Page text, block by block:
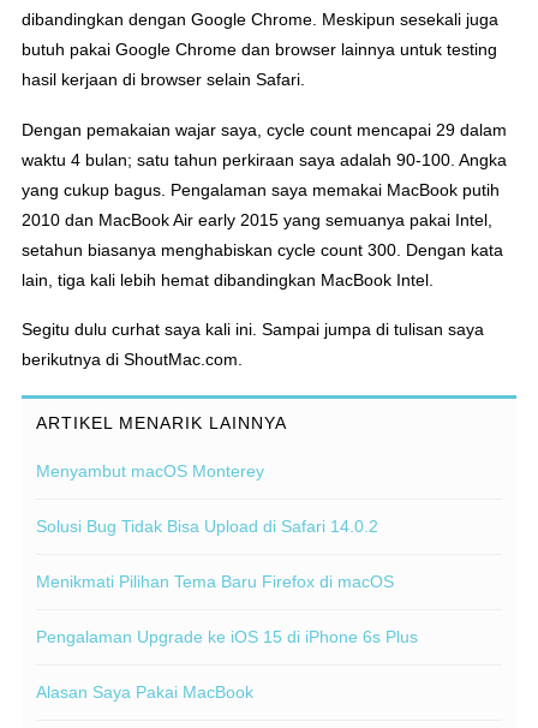
dibandingkan dengan Google Chrome. Meskipun sesekali juga
butuh pakai Google Chrome dan browser lainnya untuk testing
hasil kerjaan di browser selain Safari.
Dengan pemakaian wajar saya, cycle count mencapai 29 dalam
waktu 4 bulan; satu tahun perkiraan saya adalah 90-100. Angka
yang cukup bagus. Pengalaman saya memakai MacBook putih
2010 dan MacBook Air early 2015 yang semuanya pakai Intel,
setahun biasanya menghabiskan cycle count 300. Dengan kata
lain, tiga kali lebih hemat dibandingkan MacBook Intel.
Segitu dulu curhat saya kali ini. Sampai jumpa di tulisan saya
berikutnya di ShoutMac.com.
ARTIKEL MENARIK LAINNYA
Menyambut macOS Monterey
Solusi Bug Tidak Bisa Upload di Safari 14.0.2
Menikmati Pilihan Tema Baru Firefox di macOS
Pengalaman Upgrade ke iOS 15 di iPhone 6s Plus
Alasan Saya Pakai MacBook